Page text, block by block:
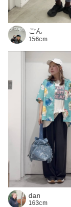
ごん
156cm
dan
163cm